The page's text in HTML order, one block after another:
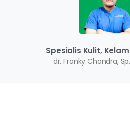
Spesialis Kulit,
dr. Franky Chandra,